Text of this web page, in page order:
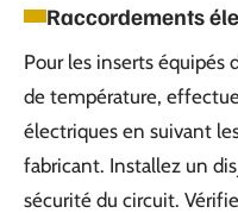
Raccordements
Pour les inserts équipés
de température,
électriques en suivant
fabricant. Installez un
sécurité du circuit.